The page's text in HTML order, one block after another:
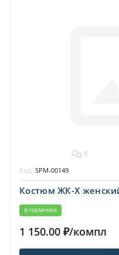
0
Костюм ЖК-Х
в наличии
Код: SPM-00149
1 150.00 ₽/компл